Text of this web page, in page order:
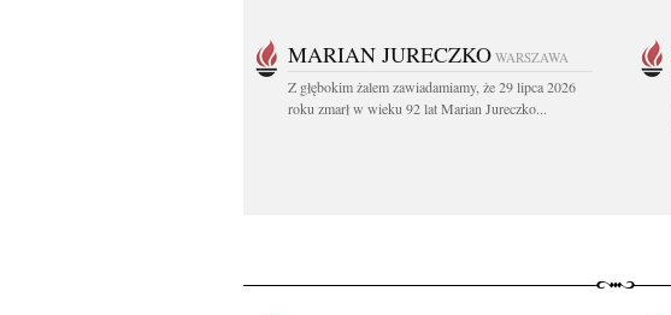
MARIAN JURECZKO WARSZAWA
Z głębokim żalem zawiadamiamy, że 29 lipca 2026
roku zmarł w wieku 92 lat Marian Jureczko...